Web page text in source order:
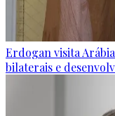
Erdogan visita
bilaterais e